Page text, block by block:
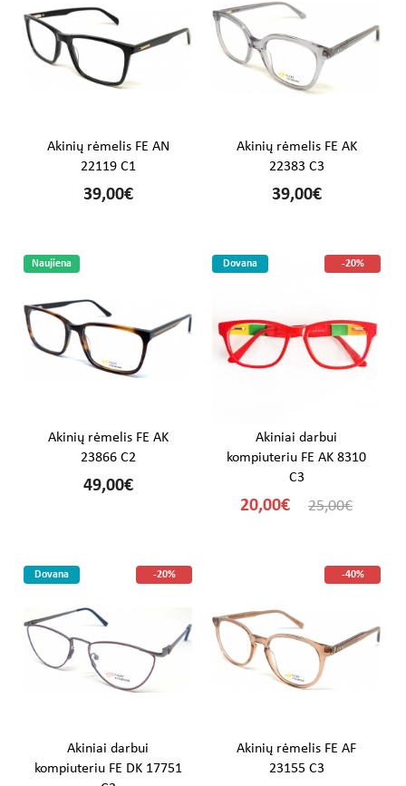
Akinių rėmelis FE AN
22119 C1
39,00€
Akinių rėmelis FE AK
22383 C3
39,00€
Naujiena
Akinių rėmelis FE AK
23866 C2
49,00€
Dovana -20%
Akiniai darbui
kompiuteriu FE AK 8310
C3
20,00€ 25,00€
Dovana -20%
Akiniai darbui
kompiuteriu FE DK 17751
-40%
Akinių rėmelis FE AF
23155 C3